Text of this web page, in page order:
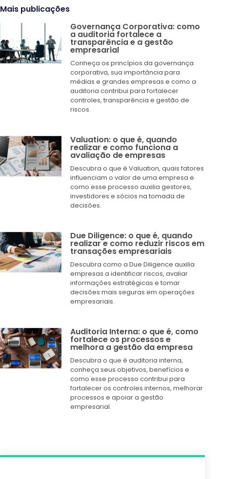
Mais publicações
Governança Corporativa: como
a auditoria fortalece a
transparência e a gestão
empresarial
Conheça os princípios da governança
corporativa, sua importância para
médias e grandes empresas e como a
auditoria contribui para fortalecer
controles, transparência e gestão de
riscos.
Valuation: o que é, quando
realizar e como funciona a
avaliação de empresas
Descubra o que é Valuation, quais fatores
influenciam o valor de uma empresa e
como esse processo auxilia gestores,
investidores e sócios na tomada de
decisões.
Due Diligence: o que é, quando
realizar e como reduzir riscos em
transações empresariais
Descubra como a Due Diligence auxilia
empresas a identificar riscos, avaliar
informações estratégicas e tomar
decisões mais seguras em operações
empresariais.
Auditoria Interna: o que é, como
fortalece os processos e
melhora a gestão da empresa
Descubra o que é auditoria interna,
conheça seus objetivos, benefícios e
como esse processo contribui para
fortalecer os controles internos, melhorar
processos e apoiar a gestão
empresarial.